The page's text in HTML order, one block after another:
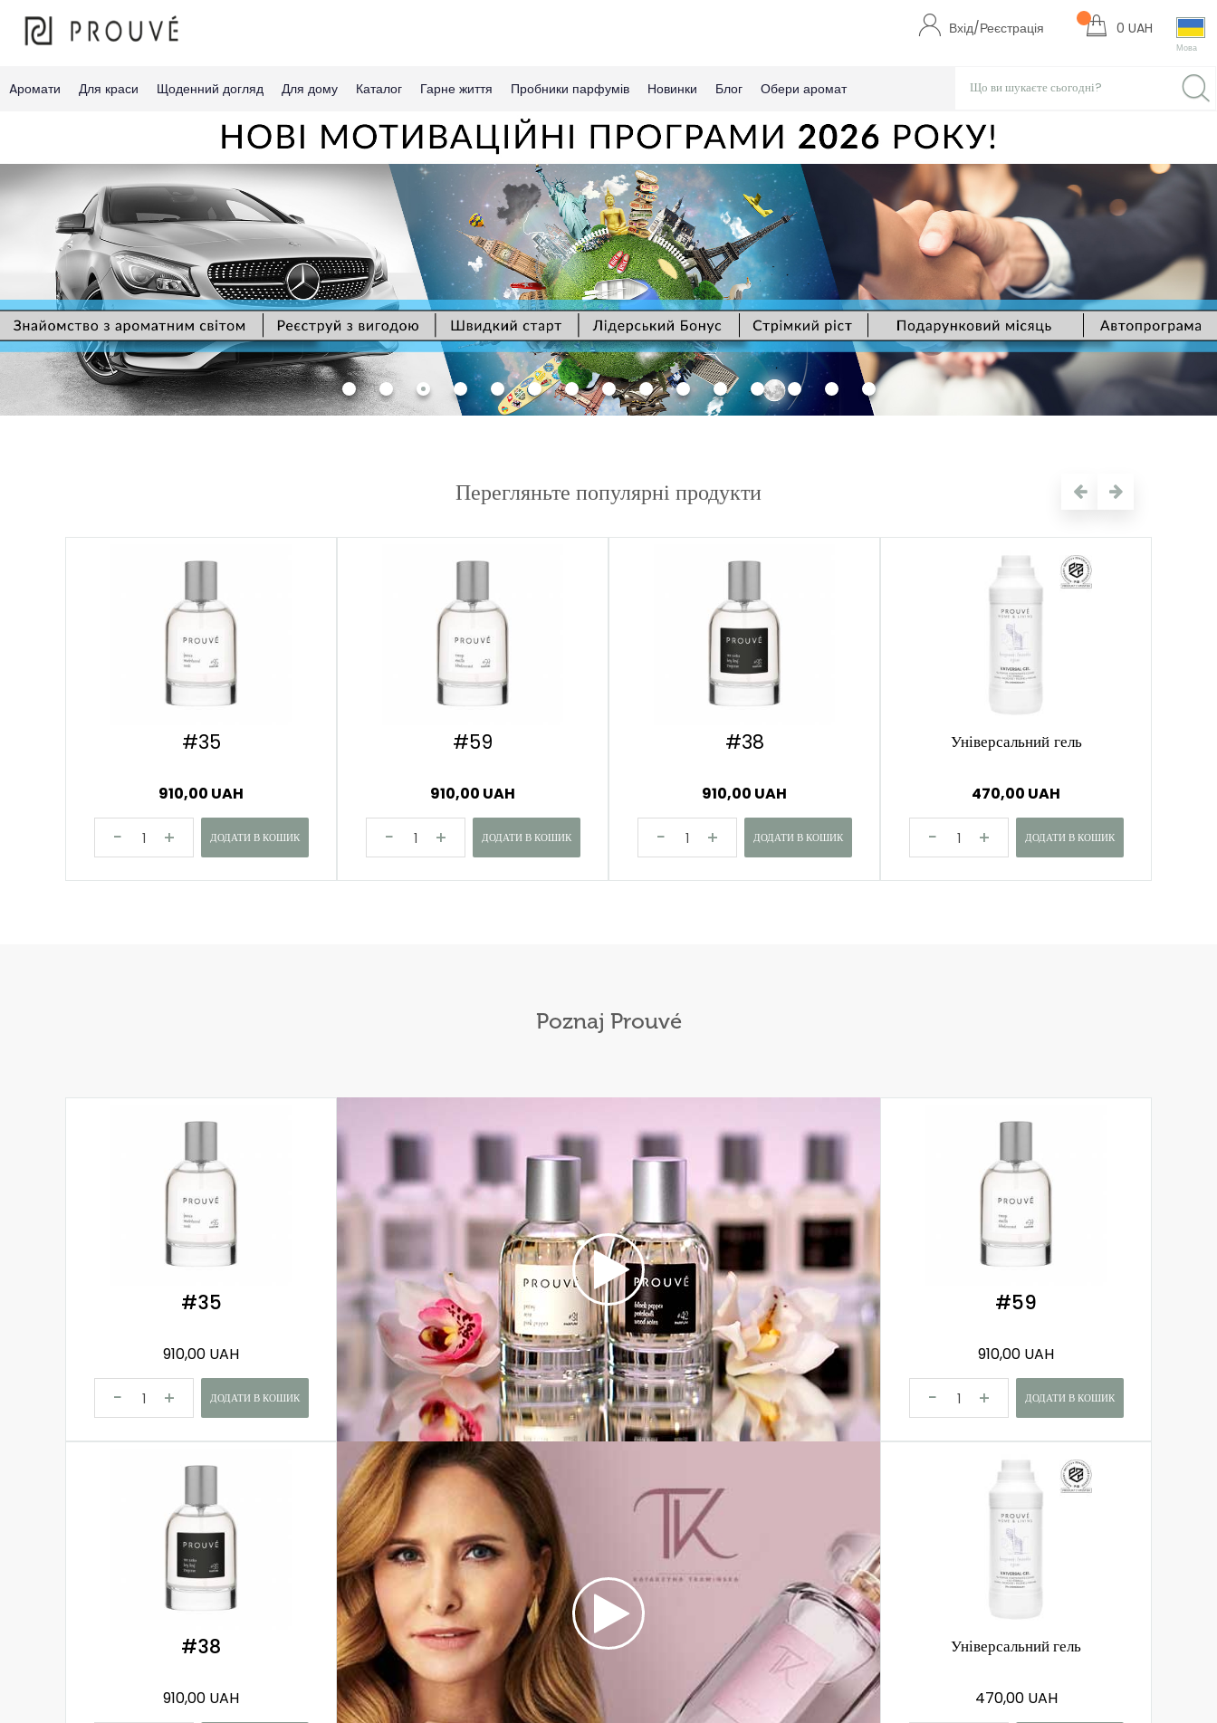
Вхід/Реєстрація 0 UAH
Мова
Aромати Для краси Щоденний догляд Для дому Каталог Гарне життя Пробники парфумів Новинки Блог Обери аромат
Перегляньте популярні продукти
#35
910,00 UAH
ДОДАТИ В КОШИК
#59
910,00 UAH
ДОДАТИ В КОШИК
#38
910,00 UAH
ДОДАТИ В КОШИК
Універсальний гель
470,00 UAH
ДОДАТИ В КОШИК
Poznaj Prouvé
#35
910,00 UAH
ДОДАТИ В КОШИК
#59
910,00 UAH
ДОДАТИ В КОШИК
#38
910,00 UAH
Універсальний гель
470,00 UAH